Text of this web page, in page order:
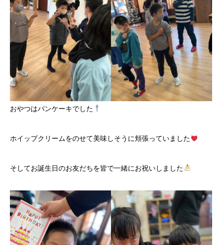
おやつはパンケーキでした
ホイップクリームをのせて美味しそうに頬張っていました
そしてお誕生日のお友だちを皆で一緒にお祝いしました